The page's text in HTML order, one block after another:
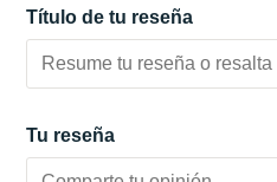
Título de tu reseña
Tu reseña